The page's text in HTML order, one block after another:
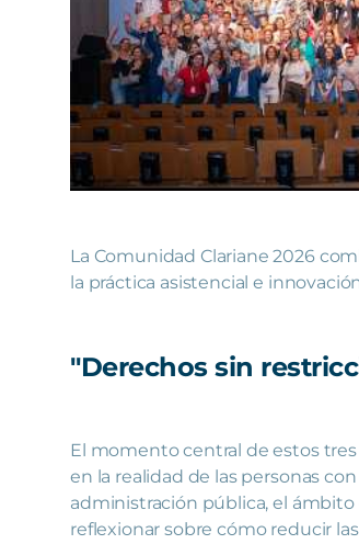
La Comunidad Clariane 2026
la práctica asistencial e
"Derechos sin
El momento central de estos tres
en la realidad de las personas
administración pública, el ámbito
reflexionar sobre cómo reducir